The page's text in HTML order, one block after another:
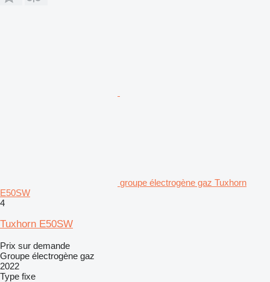
groupe électrogène gaz Tuxhorn
E50SW
4
Tuxhorn E50SW
Prix sur demande
Groupe électrogène gaz
2022
Type fixe